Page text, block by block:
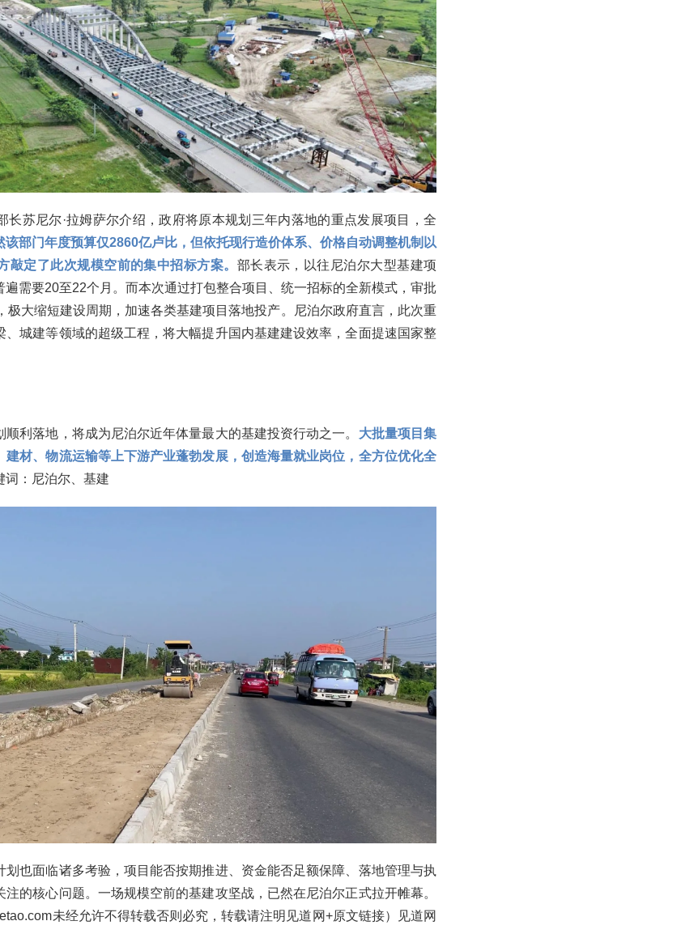
长苏尼尔·拉姆萨尔介绍，政府将原本规划三年内落地的重点发展项目，全
该部门年度预算仅2860亿卢比，但依托现行造价体系、价格自动调整机制以
敲定了此次规模空前的集中招标方案。 部长表示，以往尼泊尔大型基建项
遍需要20至22个月。而本次通过打包整合项目、统一招标的全新模式，审批
极大缩短建设周期，加速各类基建项目落地投产。尼泊尔政府直言，此次重
、城建等领域的超级工程，将大幅提升国内基建建设效率，全面提速国家整
利落地，将成为尼泊尔近年体量最大的基建投资行动之一。 大批量项目集
建材、物流运输等上下游产业蓬勃发展，创造海量就业岗位，全方位优化全
词：尼泊尔、基建
也面临诸多考验，项目能否按期推进、资金能否足额保障、落地管理与执
的核心问题。一场规模空前的基建攻坚战，已然在尼泊尔正式拉开帷幕。
未经允许不得转载否则必究，转载请注明见道网+原文链接）见道网